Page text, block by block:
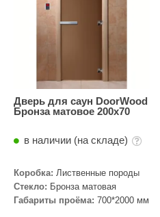
Дверь для саун DoorWood
Бронза матовое 200х70
в наличии (на складе)
Коробка: Лиственные породы
Стекло: Бронза матовая
Габариты проёма: 700*2000 мм